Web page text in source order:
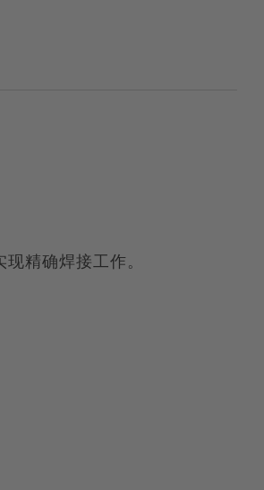
精确焊接工作。